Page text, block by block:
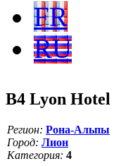
FR
RU
B4 Lyon
Регион: Рона-Альпы
Город: Лион
Категория: 4